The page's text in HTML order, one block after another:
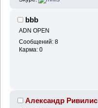
bbb
ADN OPEN
Сообщений: 8
Карма: 0
Александр Ривилис